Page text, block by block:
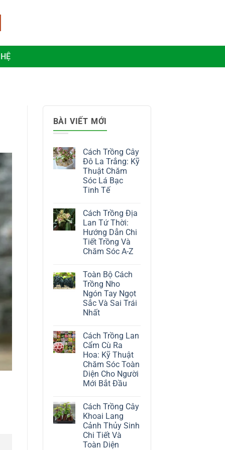
BÀI VIẾT MỚI
Cách Trồng Cây
Đô La Trắng: Kỹ
Thuật Chăm
Sóc Lá Bạc
Tinh Tế
bình
luận
ở
Cách
Trồng
Cây
Đô
Kỹ
Thuật
Chăm
Sóc
Lá
Bạc
Tinh
Cách Trồng Địa
Lan Tứ Thời:
Hướng Dẫn Chi
Tiết Trồng Và
Chăm Sóc A-Z
bình
luận
Cách
Trồng
Địa
Lan
Hướng
Dẫn
Chi
Tiết
Trồng
Và
Chăm
Sóc
A-
Toàn Bộ Cách
Trồng Nho
Ngón Tay Ngọt
Sắc Và Sai Trái
Nhất
bình
luận
ở
Toàn
Bộ
Cách
Trồng
Nho
Ngón
Sắc
Và
Sai
Trái
Nhất
Cách Trồng Lan
Cẩm Cù Ra
Hoa: Kỹ Thuật
Chăm Sóc Toàn
Diện Cho Người
Mới Bắt Đầu
bình
luận
ở
Cách
Trồng
Lan
Cẩm
Cách Trồng Cây
Khoai Lang
Cảnh Thủy Sinh
Chi Tiết Và
Toàn Diện